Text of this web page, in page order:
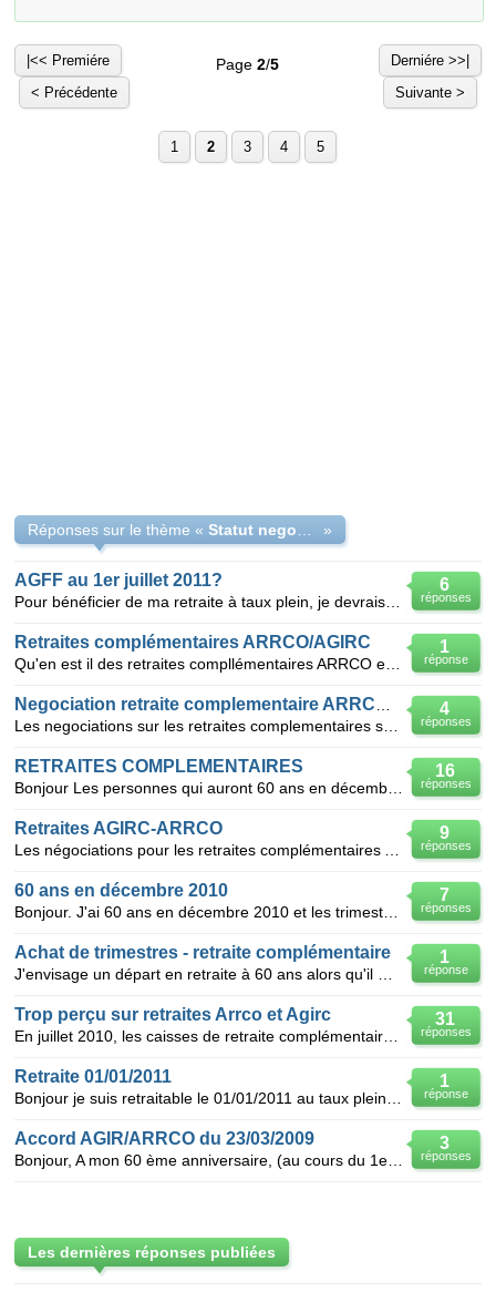
|<< Premiére
< Précédente
Page2/5
Derniére >>|
Suivante >
1 2 3 4 5
Réponses sur le thème « »
6
réponses
AGFF au 1er juillet 2011?
1
réponse
Retraites complémentaires ARRCO/AGIRC
4
réponses
16
réponses
RETRAITES COMPLEMENTAIRES
9
réponses
Retraites AGIRC-ARRCO
7
réponses
60 ans en décembre 2010
1
réponse
Achat de trimestres - retraite complémentaire
31
réponses
Trop perçu sur retraites Arrco et Agirc
1
réponse
Retraite 01/01/2011
3
réponses
Accord AGIR/ARRCO du 23/03/2009
Les dernières réponses publiées